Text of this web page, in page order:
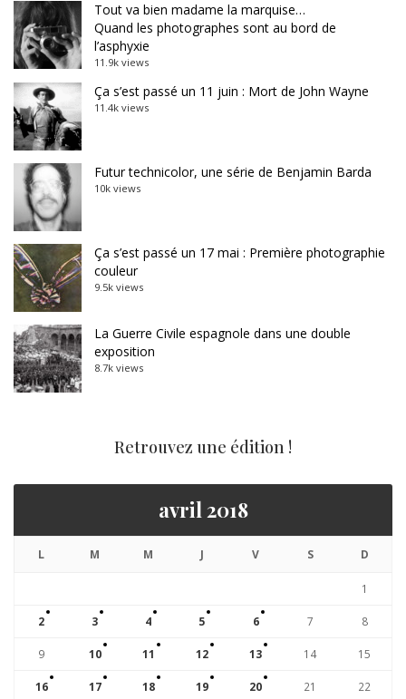
Tout va bien madame la marquise…
Quand les photographes sont au bord de
l’asphyxie
11.9k views
Ça s’est passé un 11 juin : Mort de John Wayne
11.4k views
Futur technicolor, une série de Benjamin Barda
10k views
Ça s’est passé un 17 mai : Première photographie
couleur
9.5k views
La Guerre Civile espagnole dans une double
exposition
8.7k views
Retrouvez une édition !
avril 2018
L M M J V S D
1
2 3 4 5 6 7 8
9 10 11 12 13 14 15
16 17 18 19 20 21 22